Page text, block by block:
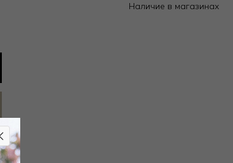
Наличие в магазинах